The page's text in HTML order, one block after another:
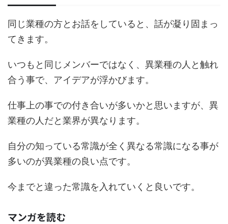
同じ業種の方とお話をしていると、話が凝り固まっ
てきます。
いつもと同じメンバーではなく、異業種の人と触れ
合う事で、アイデアが浮かびます。
仕事上の事での付き合いが多いかと思いますが、異
業種の人だと業界が異なります。
自分の知っている常識が全く異なる常識になる事が
多いのが異業種の良い点です。
今までと違った常識を入れていくと良いです。
マンガを読む